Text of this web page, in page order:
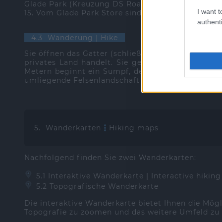
I want
Glade Park (Kreuzung DS Road und S 16 1/2
15. Vom Glade Park Store sind es 5,6 Meilen bis
4.3 Wanderung | Hike
Sie öffnen das Gatter (schließen nicht
privates Land handelt. Sie gehen den gut
Metern beginnt ein Sumpf, der bei normalem
umliegende Felsenlandschaft erstrahlt in weiß
5. Wanderkarten Hiking maps
Nachfolgend finden Sie zwei Wanderkarten:
5.1 Interaktive Wanderkarte | Interactive
5.2 Topografische Wanderkarte
Die interaktive Wanderkarte bietet Ihnen die
Topografie zu zoomen und das weitere Umfeld